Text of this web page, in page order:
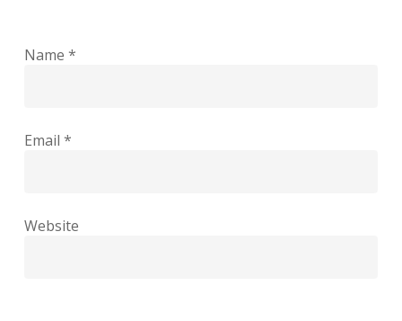
Name *
Email *
Website